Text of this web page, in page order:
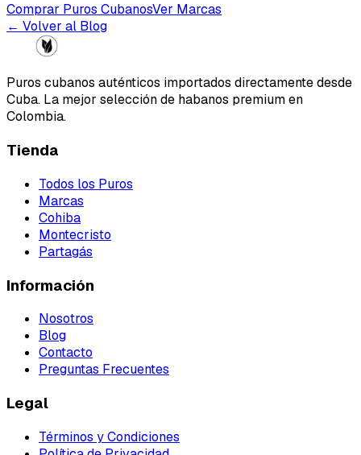
Comprar Puros CubanosVer Marcas
← Volver al Blog
Puros cubanos auténticos importados directamente desde
Cuba. La mejor selección de habanos premium en
Colombia.
Tienda
Todos los Puros
Marcas
Cohiba
Montecristo
Partagás
Información
Nosotros
Blog
Contacto
Preguntas Frecuentes
Legal
Términos y Condiciones